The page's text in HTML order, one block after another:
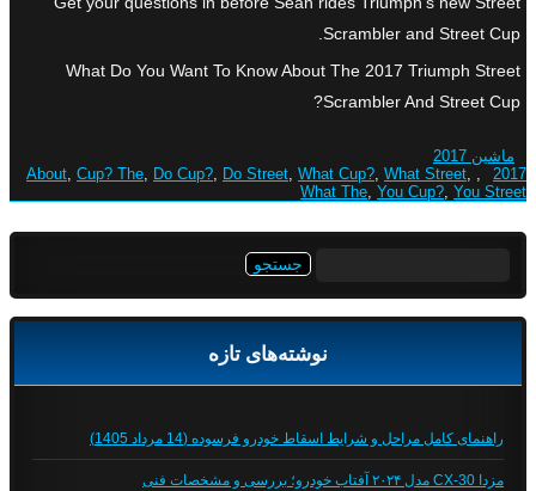
Scrambler and Street Cup.
What Do You Want To Know About The 2017 Triumph Street
Scrambler And Street Cup?
ماشین 2017
2017
,
About, Cup? The, Do Cup?, Do Street, What Cup?, What Street,
What The, You Cup?, You Street
نوشته‌های تازه
راهنمای کامل مراحل و شرایط اسقاط خودرو فرسوده (14 مرداد 1405)
مزدا CX-30 مدل ۲۰۲۴ آفتاب خودرو؛ بررسی و مشخصات فنی